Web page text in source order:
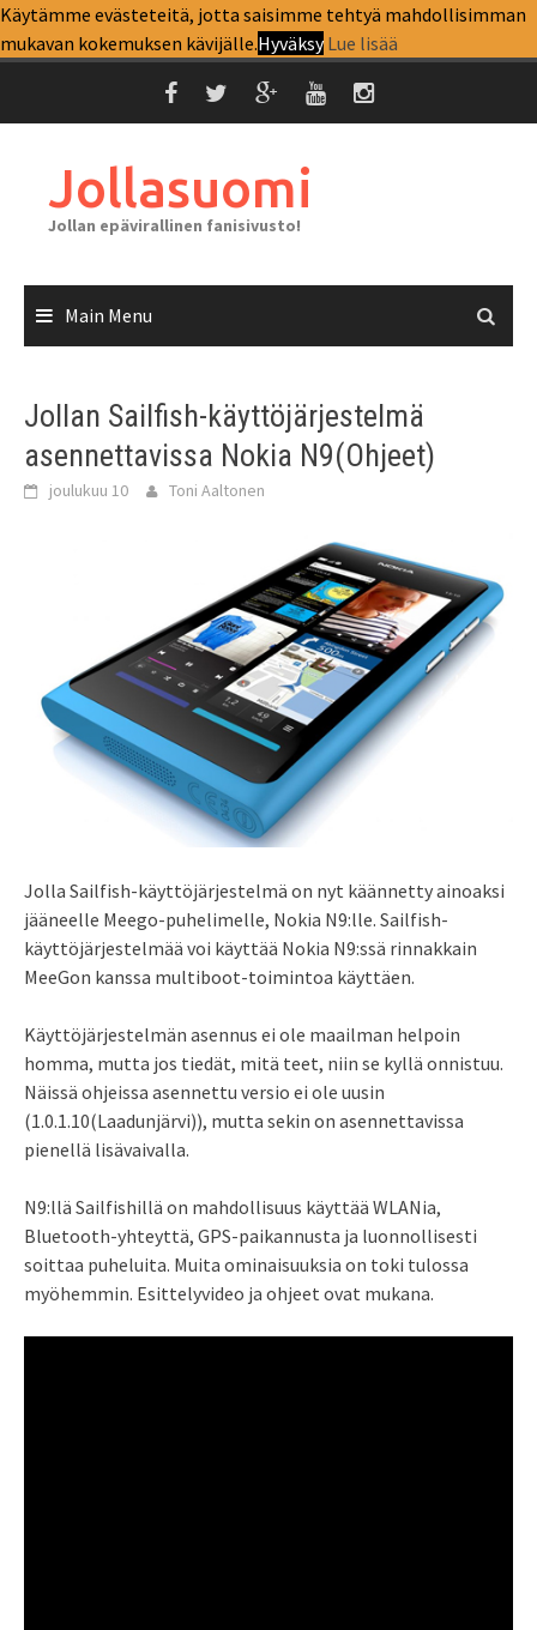
Skip
to
Jollasuomi
Jollan epävirallinen fanisivusto!
Main Menu
Jollan Sailfish-käyttöjärjestelmä
asennettavissa Nokia N9(Ohjeet)
joulukuu 10 Toni Aaltonen
Jolla Sailfish-käyttöjärjestelmä on nyt käännetty ainoaksi
jääneelle Meego-puhelimelle, Nokia N9:lle. Sailfish-
käyttöjärjestelmää voi käyttää Nokia N9:ssä rinnakkain
MeeGon kanssa multiboot-toimintoa käyttäen.
Käyttöjärjestelmän asennus ei ole maailman helpoin
homma, mutta jos tiedät, mitä teet, niin se kyllä onnistuu.
Näissä ohjeissa asennettu versio ei ole uusin
(1.0.1.10(Laadunjärvi)), mutta sekin on asennettavissa
pienellä lisävaivalla.
N9:llä Sailfishillä on mahdollisuus käyttää WLANia,
Bluetooth-yhteyttä, GPS-paikannusta ja luonnollisesti
soittaa puheluita. Muita ominaisuuksia on toki tulossa
myöhemmin. Esittelyvideo ja ohjeet ovat mukana.
Käytämme evästeteitä, jotta saisimme tehtyä mahdollisimman
mukavan kokemuksen kävijälle.Hyväksy Lue lisää